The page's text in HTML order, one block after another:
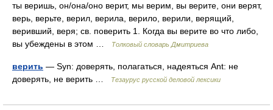
ты веришь, он/она/оно верит, мы верим, вы верите, они верят,
верь, верьте, верил, верила, верило, верили, верящий,
веривший, веря; св. поверить 1. Когда вы верите во что либо,
вы убеждены в этом …
Толковый словарь Дмитриева
верить — Syn: доверять, полагаться, надеяться Ant: не
доверять, не верить …
Тезаурус русской деловой лексики